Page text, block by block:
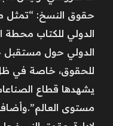
حقوق النسخ: “تمثل
الدولي للكتاب محطة
الدولي حول مستقبل
للحقوق، خاصة في ظل
يشهدها قطاع
مستوى